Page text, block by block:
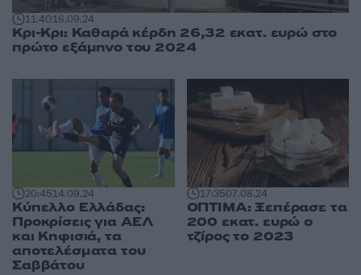
11:4016.09.24
Κρι-Κρι: Καθαρά κέρδη 26,32 εκατ. ευρώ στο
πρώτο εξάμηνο του 2024
20:4514.09.24
Κύπελλο Ελλάδας:
Προκρίσεις για ΑΕΛ
και Κηφισιά, τα
αποτελέσματα του
Σαββάτου
17:3507.08.24
ΟΠΤΙΜΑ: Ξεπέρασε τα
200 εκατ. ευρώ ο
τζίρος το 2023